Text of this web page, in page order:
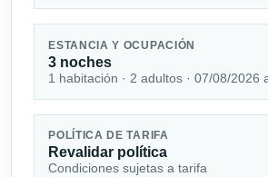
ESTANCIA Y OCUPACIÓN
3 noches
1 habitación · 2 adultos · 07/08/2026
POLÍTICA DE TARIFA
Revalidar política
Condiciones sujetas a tarifa